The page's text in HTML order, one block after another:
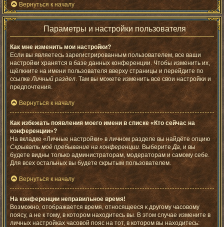
Вернуться к началу
Параметры и настройки пользователя
Как мне изменить мои настройки?
Если вы являетесь зарегистрированным пользователем, все ваши
настройки хранятся в базе данных конференции. Чтобы изменить их,
щёлкните на имени пользователя вверху страницы и перейдите по
ссылкеЛичный раздел. Там вы можете изменить все свои настройки и
предпочтения.
Вернуться к началу
Как избежать появления моего имени в списке «Кто сейчас на
конференции»?
На вкладке «Личные настройки» в личном разделе вы найдёте опцию
Скрывать моё пребывание на конференции. ВыберитеДа, и вы
будете видны только администраторам, модераторам и самому себе.
Для всех остальных вы будете скрытым пользователем.
Вернуться к началу
На конференции неправильное время!
Возможно, отображается время, относящееся к другому часовому
поясу, а не к тому, в котором находитесь вы. В этом случае измените в
личных настройках часовой пояс на тот, в котором вы находитесь: